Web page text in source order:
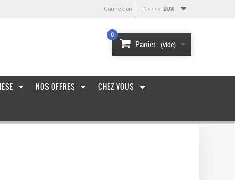
Devise : EUR
Connexion
Panier
0
(vide)
NOS OFFRES CHEZ VOUS